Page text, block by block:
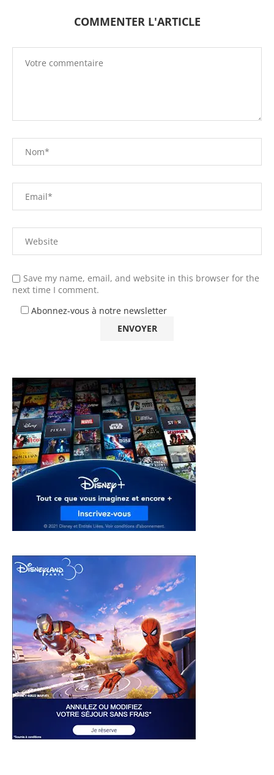
COMMENTER L'ARTICLE
Save my name, email, and website in this browser for the
next time I comment.
Abonnez-vous à notre newsletter